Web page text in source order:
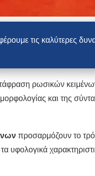
τις καλύτερες
ρωσικών
και της
προσαρμόζουν το
υφολογικά